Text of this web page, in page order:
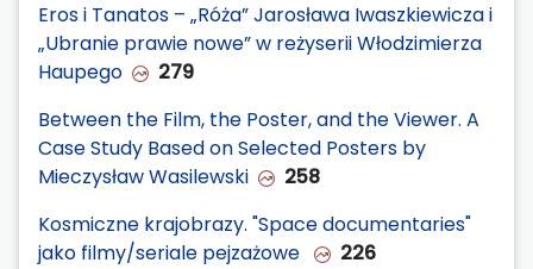
Eros i Tanatos – „Róża” Jarosława Iwaszkiewicza i
„Ubranie prawie nowe” w reżyserii Włodzimierza
Haupego
279
Between the Film, the Poster, and the Viewer. A
Case Study Based on Selected Posters by
Mieczysław Wasilewski
258
Kosmiczne krajobrazy. "Space documentaries"
jako filmy/seriale pejzażowe
226